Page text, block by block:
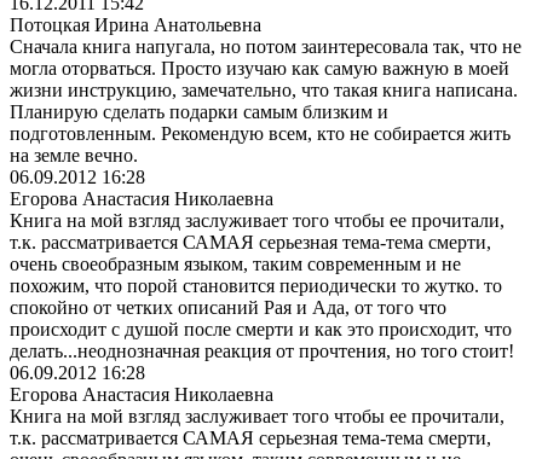
Потоцкая Ирина Анатольевна
Сначала книга напугала, но потом заинтересовала так, что не
могла оторваться. Просто изучаю как самую важную в моей
жизни инструкцию, замечательно, что такая книга написана.
Планирую сделать подарки самым близким и
подготовленным. Рекомендую всем, кто не собирается жить
на земле вечно.
06.09.2012 16:28
Егорова Анастасия Николаевна
Книга на мой взгляд заслуживает того чтобы ее прочитали,
т.к. рассматривается САМАЯ серьезная тема-тема смерти,
очень своеобразным языком, таким современным и не
похожим, что порой становится периодически то жутко. то
спокойно от четких описаний Рая и Ада, от того что
происходит с душой после смерти и как это происходит, что
делать...неоднозначная реакция от прочтения, но того стоит!
06.09.2012 16:28
Егорова Анастасия Николаевна
Книга на мой взгляд заслуживает того чтобы ее прочитали,
т.к. рассматривается САМАЯ серьезная тема-тема смерти,